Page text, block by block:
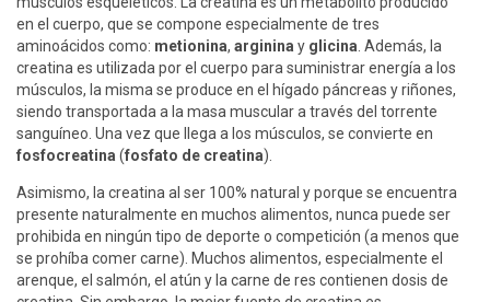
en el cuerpo, que se compone especialmente de tres
aminoácidos como: metionina, arginina y glicina . Además, la
creatina es utilizada por el cuerpo para suministrar energía a los
músculos, la misma se produce en el hígado páncreas y riñones,
siendo transportada a la masa muscular a través del torrente
sanguíneo. Una vez que llega a los músculos, se convierte en
fosfocreatina (fosfato de creatina).
Asimismo, la creatina al ser 100% natural y porque se encuentra
presente naturalmente en muchos alimentos, nunca puede ser
prohibida en ningún tipo de deporte o competición (a menos que
se prohíba comer carne). Muchos alimentos, especialmente el
arenque, el salmón, el atún y la carne de res contienen dosis de